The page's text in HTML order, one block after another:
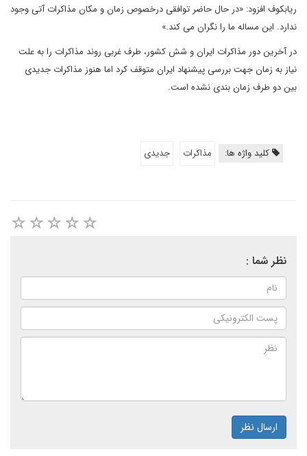
ریابکوف افزود: «در حال حاضر توافقی درخصوص زمان و مکان مذاکرات آتی وجود
ندارد. این مساله ما را نگران می کند.»
در آخرین دور مذاکرات ایران و شش کشور، طرف غربی روند مذاکرات را به علت
نیاز به زمان جهت بررسی پیشنهاد ایران متوقف کرد اما هنوز مذاکرات جدیدی
بین دو طرف زمان بندی نشده است.
کلید واژه ها: مذاکرات جدیدی
نظر شما :
ارسال نظر